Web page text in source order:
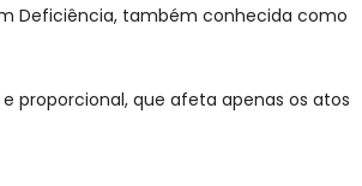
Deficiência, também conhecida como
proporcional, que afeta apenas os atos